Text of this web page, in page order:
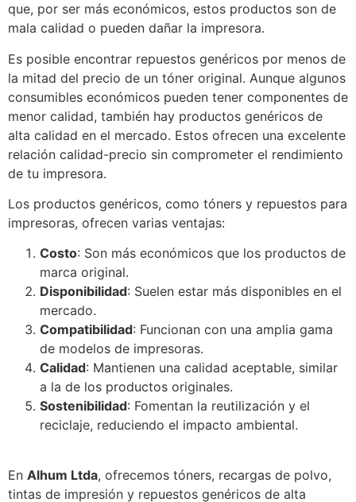
que, por ser más económicos, estos productos son de
mala calidad o pueden dañar la impresora.
Es posible encontrar repuestos genéricos por menos de
la mitad del precio de un tóner original. Aunque algunos
consumibles económicos pueden tener componentes de
menor calidad, también hay productos genéricos de
alta calidad en el mercado. Estos ofrecen una excelente
relación calidad-precio sin comprometer el rendimiento
de tu impresora.
Los productos genéricos, como tóners y repuestos para
impresoras, ofrecen varias ventajas:
Costo: Son más económicos que los productos de
marca original.
Disponibilidad: Suelen estar más disponibles en el
mercado.
Compatibilidad: Funcionan con una amplia gama
de modelos de impresoras.
Calidad: Mantienen una calidad aceptable, similar
a la de los productos originales.
Sostenibilidad: Fomentan la reutilización y el
reciclaje, reduciendo el impacto ambiental.
En Alhum Ltda, ofrecemos tóners, recargas de polvo,
tintas de impresión y repuestos genéricos de alta